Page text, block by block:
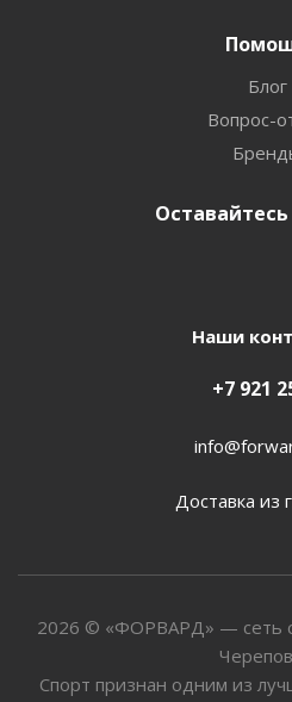
Блог
Вопрос-
Оставайтесь
Наши
+7 921
Доставка из
2026 © «ФОРВАРД» — сеть
Спорт признан одним из